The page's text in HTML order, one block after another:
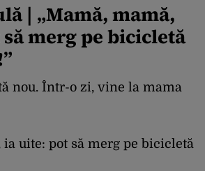
| „Mamă, mamă,
merg pe bicicletă
nou. Într-o zi, vine la mama
ia uite: pot să merg pe bicicletă